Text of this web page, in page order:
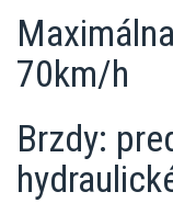
70km/h
Brzdy: